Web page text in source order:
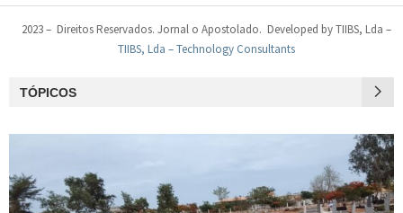
2023 – Direitos Reservados. Jornal o Apostolado. Developed by TIIBS, Lda –
TIIBS, Lda – Technology Consultants
TÓPICOS